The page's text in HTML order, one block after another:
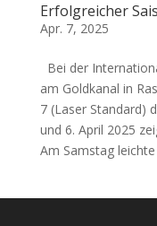
Erfolgreicher
Apr. 7, 2025
Bei der
am Goldkanal in
7 (Laser Standard)
und 6. April 2025
Am Samstag